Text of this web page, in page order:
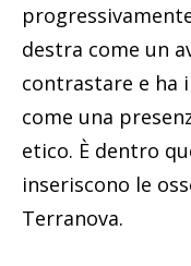
destra come un
contrastare e ha
come una
etico. È dentro
inseriscono le
Terranova.